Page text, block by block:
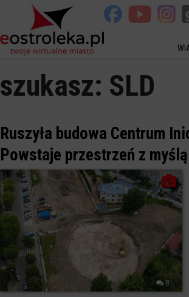
szukasz: SLD
Ruszyła budowa Centrum
Powstaje przestrzeń z myślą
8